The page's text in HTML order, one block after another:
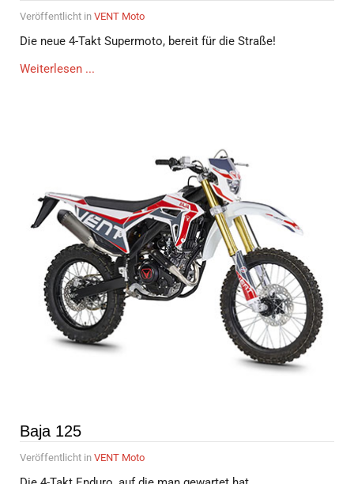
Veröffentlicht in VENT Moto
Die neue 4-Takt Supermoto, bereit für die Straße!
Weiterlesen ...
Baja 125
Veröffentlicht in VENT Moto